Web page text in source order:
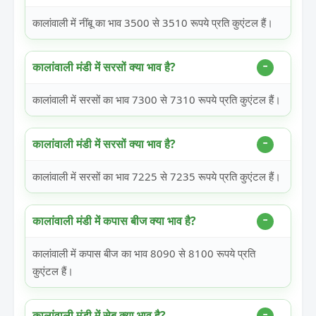
कालांवाली में नींबू का भाव 3500 से 3510 रूपये प्रति कुएंटल हैं।
कालांवाली मंडी में सरसों क्या भाव है?
कालांवाली में सरसों का भाव 7300 से 7310 रूपये प्रति कुएंटल हैं।
कालांवाली मंडी में सरसों क्या भाव है?
कालांवाली में सरसों का भाव 7225 से 7235 रूपये प्रति कुएंटल हैं।
कालांवाली मंडी में कपास बीज क्या भाव है?
कालांवाली में कपास बीज का भाव 8090 से 8100 रूपये प्रति
कुएंटल हैं।